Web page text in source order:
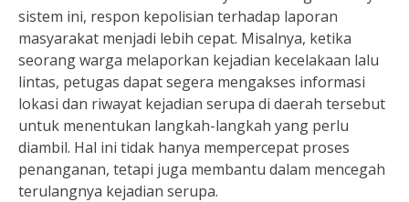
sistem ini, respon kepolisian terhadap laporan
masyarakat menjadi lebih cepat. Misalnya, ketika
seorang warga melaporkan kejadian kecelakaan lalu
lintas, petugas dapat segera mengakses informasi
lokasi dan riwayat kejadian serupa di daerah tersebut
untuk menentukan langkah-langkah yang perlu
diambil. Hal ini tidak hanya mempercepat proses
penanganan, tetapi juga membantu dalam mencegah
terulangnya kejadian serupa.